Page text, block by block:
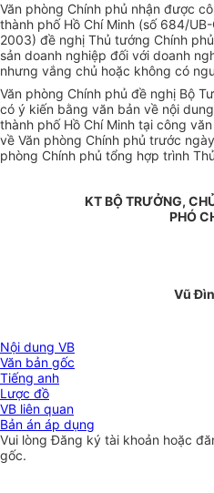
Văn phòng Chính phủ nhận được
thành phố Hồ Chí Minh (số 684/
2003) đề nghị Thủ tướng Chính
sản doanh nghiệp đối với doanh
nhưng vắng chủ hoặc không có
Văn phòng Chính phủ đề nghị Bộ
có ý kiến bằng văn bản về nội
thành phố Hồ Chí Minh tại công
về Văn phòng Chính phủ trước
phòng Chính phủ tổng hợp trình
KT BỘ TRƯỞNG,
PHÓ
Vũ
Nội dung VB
Văn bản gốc
Tiếng anh
Lược đồ
VB liên quan
Bản án áp dụng
Vui lòngĐăng ký tài khoản hoặc
gốc.